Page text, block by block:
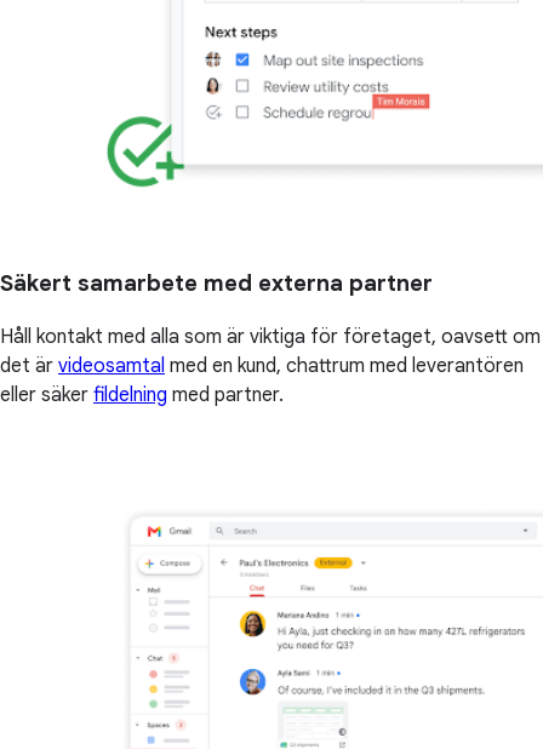
Säkert samarbete med externa partner
Håll kontakt med alla som är viktiga för företaget, oavsett om
det är videosamtal med en kund, chattrum med leverantören
eller säker fildelning med partner.